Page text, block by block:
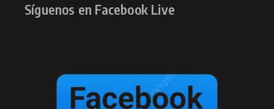
Síguenos en Facebook Live